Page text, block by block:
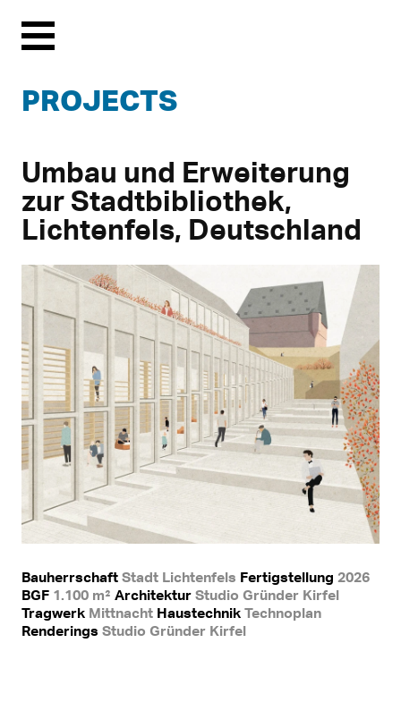
Menu
PROJECTS
Umbau und Erweiterung
zur Stadtbibliothek,
Lichtenfels, Deutschland
Bauherrschaft Stadt Lichtenfels Fertigstellung 2026
BGF 1.100 m² Architektur Studio Gründer Kirfel
Tragwerk Mittnacht Haustechnik Technoplan
Renderings Studio Gründer Kirfel